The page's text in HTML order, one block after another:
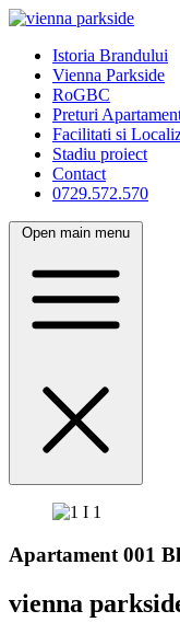
Istoria Brandului
Vienna Parkside
RoGBC
Preturi
Facilitati si
Stadiu proiect
Contact
0729.572.570
Open main menu
Apartament 001
vienna